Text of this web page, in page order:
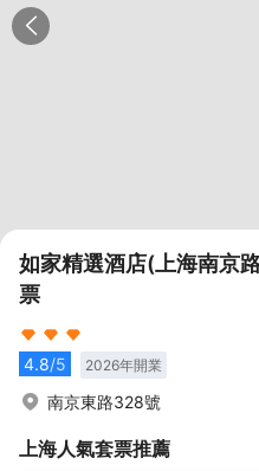
如家精選酒店(上海南京
票
4.8/5 2026年開業
南京東路328號
上海人氣套票推薦